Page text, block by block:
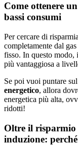
Come ottenere
bassi consumi
Per cercare di
completamente dal
fisso. In questo modo,
più vantaggiosa a
Se poi vuoi puntare sul
energetico, allora
energetica più alta,
ridotti!
Oltre il risparmio
induzione: